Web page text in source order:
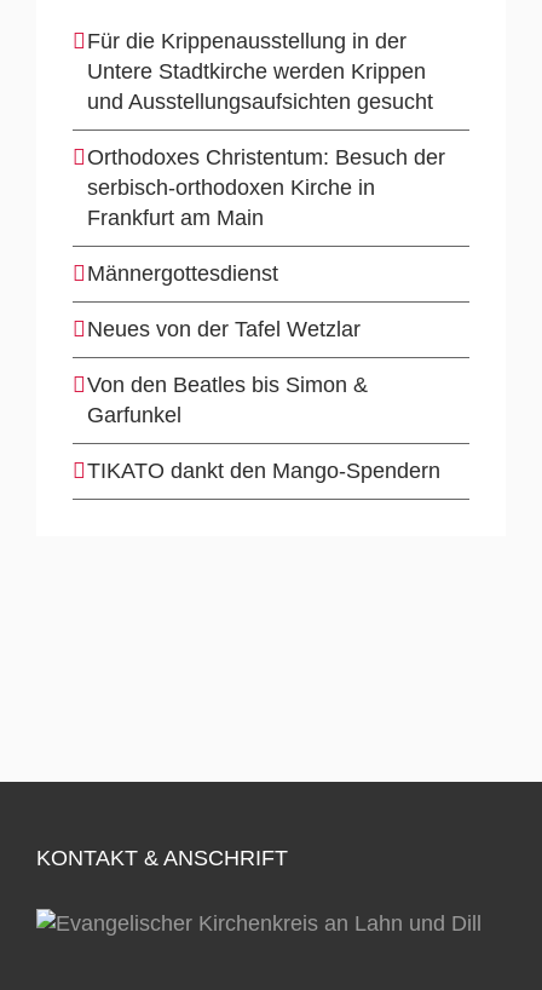
Für die Krippenausstellung in der
Untere Stadtkirche werden Krippen
und Ausstellungsaufsichten gesucht
Orthodoxes Christentum: Besuch der
serbisch-orthodoxen Kirche in
Frankfurt am Main
Männergottesdienst
Neues von der Tafel Wetzlar
Von den Beatles bis Simon &
Garfunkel
TIKATO dankt den Mango-Spendern
KONTAKT & ANSCHRIFT